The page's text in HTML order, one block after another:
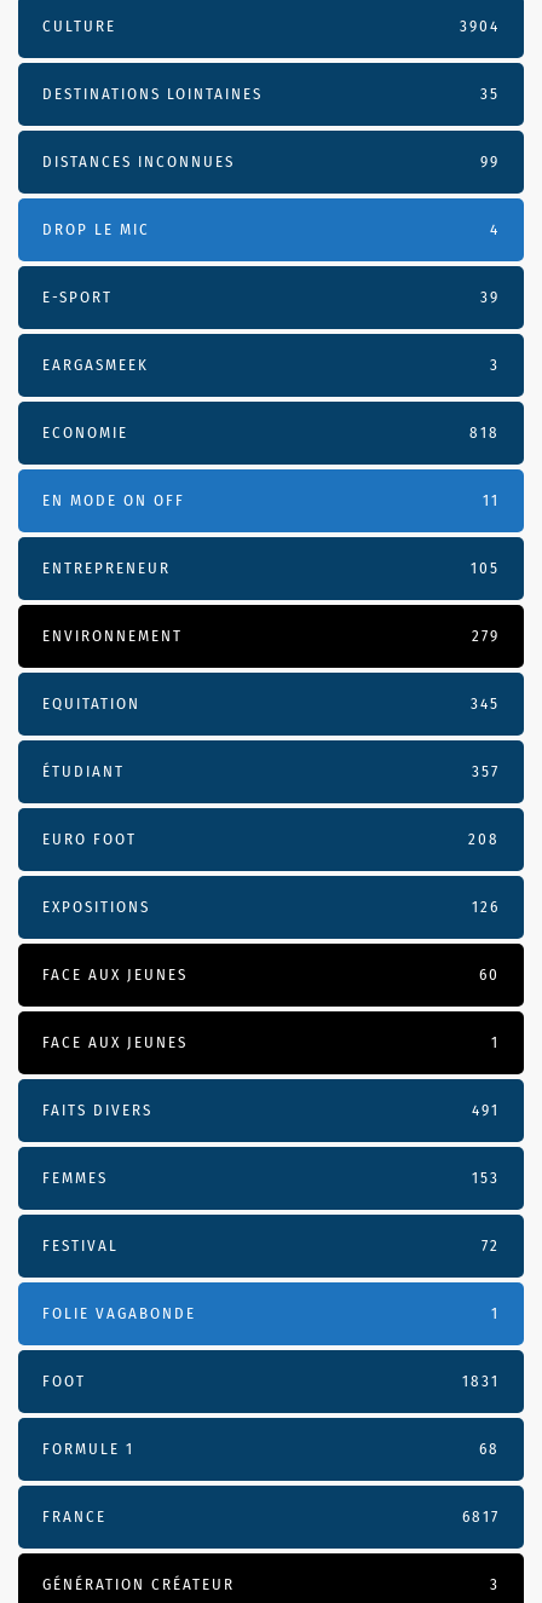
CULTURE 3904
DESTINATIONS LOINTAINES 35
DISTANCES INCONNUES 99
DROP LE MIC 4
E-SPORT 39
EARGASMEEK 3
ECONOMIE 818
EN MODE ON OFF 11
ENTREPRENEUR 105
ENVIRONNEMENT 279
EQUITATION 345
ÉTUDIANT 357
EURO FOOT 208
EXPOSITIONS 126
FACE AUX JEUNES 60
FACE AUX JEUNES 1
FAITS DIVERS 491
FEMMES 153
FESTIVAL 72
FOLIE VAGABONDE 1
FOOT 1831
FORMULE 1 68
FRANCE 6817
GÉNÉRATION CRÉATEUR 3